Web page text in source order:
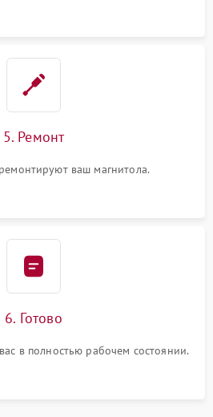
5. Ремонт
ваш магнитола.
6. Готово
в полностью рабочем состоянии.